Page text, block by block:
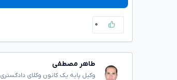
۰
طاهر مصطفی
وکیل پایه یک کانون وکلای دادگستری